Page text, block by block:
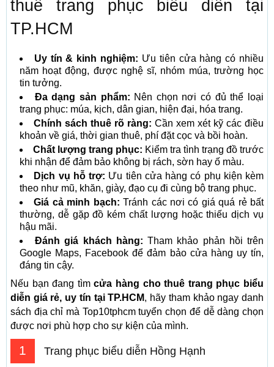
thuê trang phục biểu diễn tại
TP.HCM
Uy tín & kinh nghiệm: Ưu tiên cửa hàng có nhiều
năm hoạt động, được nghệ sĩ, nhóm múa, trường học
tin tưởng.
Đa dạng sản phẩm: Nên chọn nơi có đủ thể loại
trang phục: múa, kịch, dân gian, hiện đại, hóa trang.
Chính sách thuê rõ ràng: Cần xem xét kỹ các điều
khoản về giá, thời gian thuê, phí đặt cọc và bồi hoàn.
Chất lượng trang phục: Kiểm tra tình trạng đồ trước
khi nhận để đảm bảo không bị rách, sờn hay ố màu.
Dịch vụ hỗ trợ: Ưu tiên cửa hàng có phụ kiện kèm
theo như mũ, khăn, giày, đạo cụ đi cùng bộ trang phục.
Giá cả minh bạch: Tránh các nơi có giá quá rẻ bất
thường, dễ gặp đồ kém chất lượng hoặc thiếu dịch vụ
hậu mãi.
Đánh giá khách hàng: Tham khảo phản hồi trên
Google Maps, Facebook để đảm bảo cửa hàng uy tín,
đáng tin cậy.
Nếu bạn đang tìmcửa hàng cho thuê trang phục biểu
diễn giá rẻ, uy tín tại TP.HCM, hãy tham khảo ngay danh
sách địa chỉ mà Top10tphcm tuyển chọn để dễ dàng chọn
được nơi phù hợp cho sự kiện của mình.
1 Trang phục biểu diễn Hồng Hạnh